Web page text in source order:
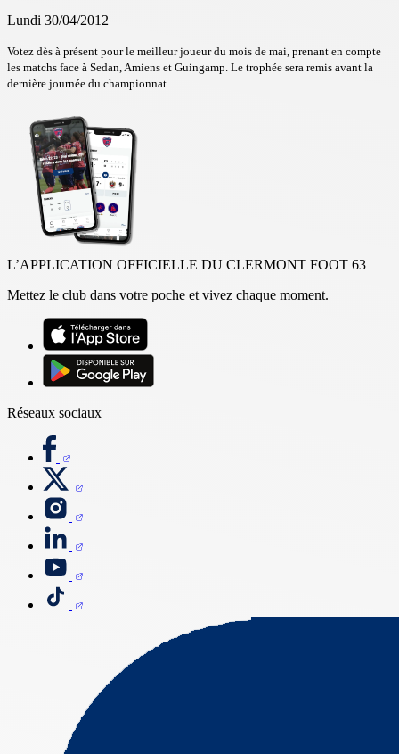
Lundi 30/04/2012
Votez dès à présent pour le meilleur joueur du mois de mai, prenant en compte
les matchs face à Sedan, Amiens et Guingamp. Le trophée sera remis avant la
dernière journée du championnat.
L’APPLICATION OFFICIELLE DU CLERMONT FOOT 63
Mettez le club dans votre poche et vivez chaque moment.
Réseaux sociaux